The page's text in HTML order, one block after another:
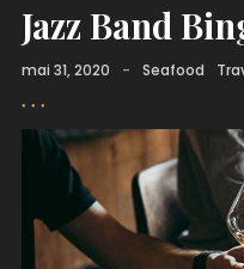
Jazz Band
mai 31, 2020 - Seafood